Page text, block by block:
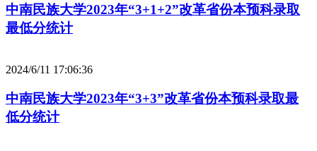
中南民族大学2023年“3+1+2”改革省份本预科录取
最低分统计
2024/6/11 17:06:36
中南民族大学2023年“3+3”改革省份本预科录取最
低分统计